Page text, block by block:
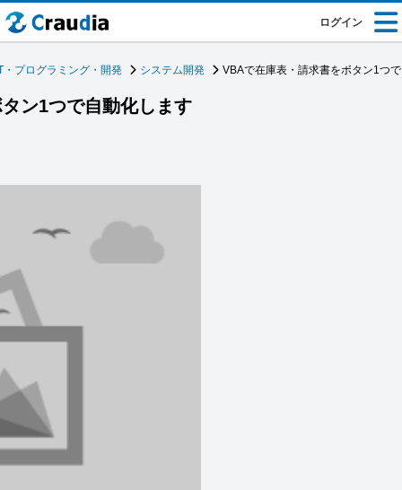
ログイン
・プログラミング・開発 システム開発 VBAで在庫表・請求書をボタン1つ
ン1つで自動化します